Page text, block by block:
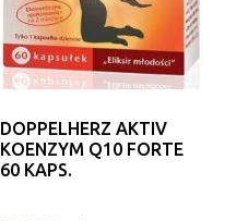
DOPPELHERZ AKTIV
KOENZYM Q10 FORTE
60 KAPS.